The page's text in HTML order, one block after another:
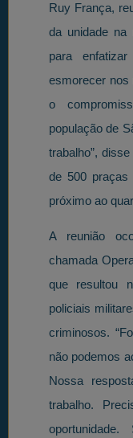
Ruy França,
da unidade na
para
esmorecer nos
o
população de
trabalho”,
de 500 praças
próximo ao
A reunião
chamada
que resultou
policiais
criminosos.
não podemos
Nossa
trabalho.